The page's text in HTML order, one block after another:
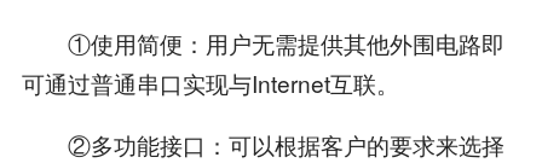
①使用简便：用户无需提供其他外围电路即
可通过普通串口实现与Internet互联。
②多功能接口：可以根据客户的要求来选择